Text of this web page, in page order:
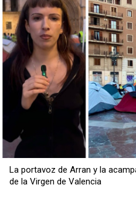
La portavoz de Arran y la
de la Virgen de Valencia